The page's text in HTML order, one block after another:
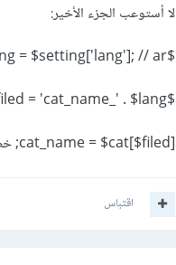
وسيكون لاستمارة HTML Form حقل لكل لغة، و نقوم بإسناد هذه الأسماء، ثم نجلبهم حسب اللغة
لا أستوعب الجزء الأخير:
$lang = $setting['lang']; // ar
$filed = 'cat_name_' . $lang;
cat_name = $cat[$filed]; خضار
اقتباس